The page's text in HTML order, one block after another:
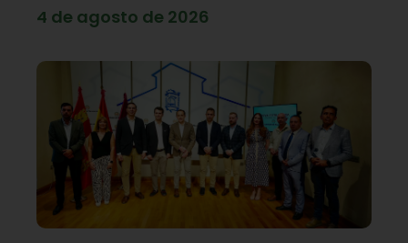
4 de agosto de 2026